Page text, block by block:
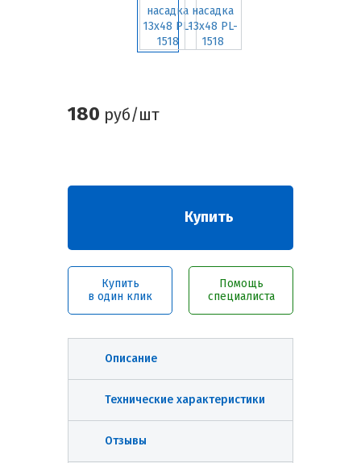
180 руб/шт
Купить
Купить
в один клик
Помощь
специалиста
Описание
Технические характеристики
Отзывы